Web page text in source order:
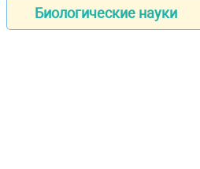
Биологические науки